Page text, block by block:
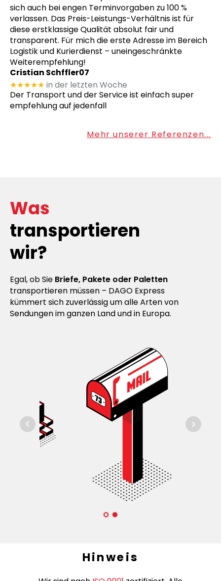
sich auch bei engen Terminvorgaben zu 100 %
verlassen. Das Preis-Leistungs-Verhältnis ist für
diese erstklassige Qualität absolut fair und
transparent. Für mich die erste Adresse im Bereich
Logistik und Kurierdienst – uneingeschränkte
Weiterempfehlung!
Cristian Schffler07
★★★★★ in der letzten Woche
Der Transport und der Service ist einfach super
empfehlung auf jedenfall
Mehr unserer Referenzen...
Was
transportieren
wir?
Egal, ob Sie Briefe, Pakete oder Paletten
transportieren müssen – DAGO Express
kümmert sich zuverlässig um alle Arten von
Sendungen im ganzen Land und in Europa.
Hinweis